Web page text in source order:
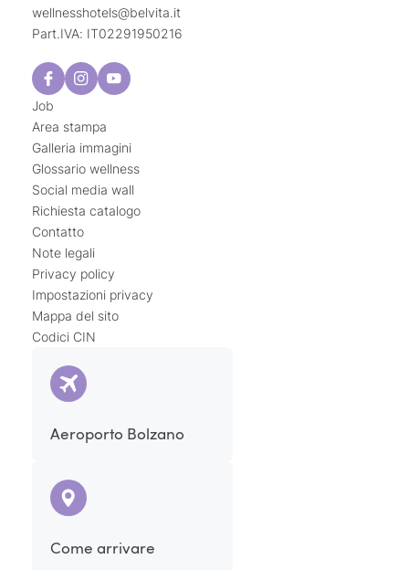
wellnesshotels@belvita.it
Part.IVA: IT02291950216
Job
Area stampa
Galleria immagini
Glossario wellness
Social media wall
Richiesta catalogo
Contatto
Note legali
Privacy policy
Impostazioni privacy
Mappa del sito
Codici CIN
Aeroporto Bolzano
Come arrivare